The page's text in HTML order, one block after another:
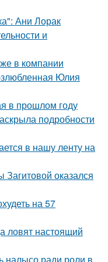
Ани Лорак
и
в компании
Юлия
в прошлом году
подробности
в нашу ленту на
оказался
на 57
ловят настоящий